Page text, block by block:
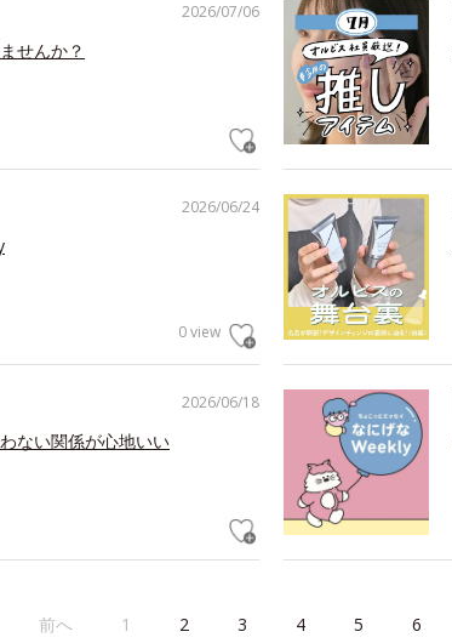
2026/07/06
せんか？
2026/06/24
0 view
2026/06/18
ない関係が心地いい
前へ 1 2 3 4 5 6